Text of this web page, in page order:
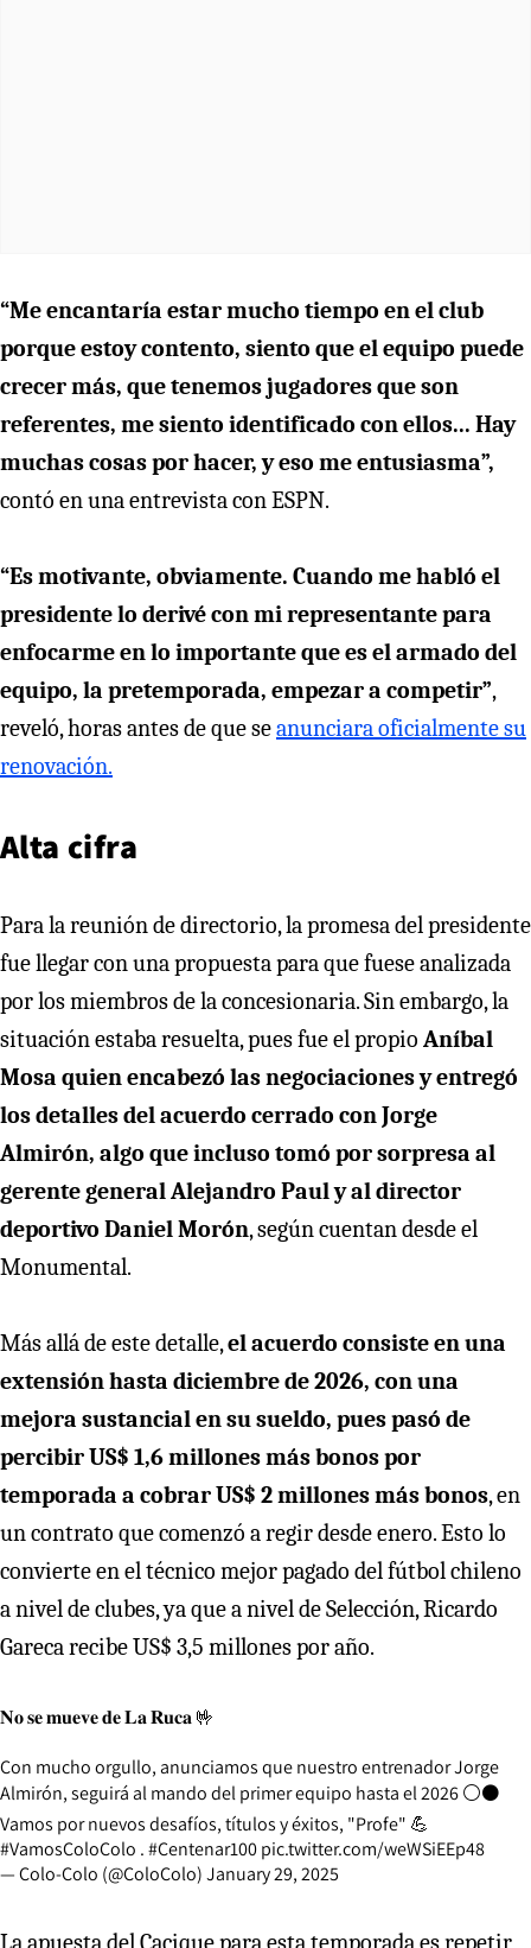
“Me encantaría estar mucho tiempo en el club
porque estoy contento, siento que el equipo puede
crecer más, que tenemos jugadores que son
referentes, me siento identificado con ellos... Hay
muchas cosas por hacer, y eso me entusiasma”,
contó en una entrevista con ESPN.
“Es motivante, obviamente. Cuando me habló el
presidente lo derivé con mi representante para
enfocarme en lo importante que es el armado del
equipo, la pretemporada, empezar a competir”,
reveló, horas antes de que seanunciara oficialmente su
renovación.
Alta cifra
Para la reunión de directorio, la promesa del presidente
fue llegar con una propuesta para que fuese analizada
por los miembros de la concesionaria. Sin embargo, la
situación estaba resuelta, pues fue el propio Aníbal
Mosa quien encabezó las negociaciones y entregó
los detalles del acuerdo cerrado con Jorge
Almirón, algo que incluso tomó por sorpresa al
gerente general Alejandro Paul y al director
deportivo Daniel Morón, según cuentan desde el
Monumental.
Más allá de este detalle,el acuerdo consiste en una
extensión hasta diciembre de 2026, con una
mejora sustancial en su sueldo, pues pasó de
percibir US$ 1,6 millones más bonos por
temporada a cobrar US$ 2 millones más bonos, en
un contrato que comenzó a regir desde enero. Esto lo
convierte en el técnico mejor pagado del fútbol chileno
a nivel de clubes, ya que a nivel de Selección, Ricardo
Gareca recibe US$ 3,5 millones por año.
𝐍𝐨 𝐬𝐞 𝐦𝐮𝐞𝐯𝐞 𝐝𝐞 𝐋𝐚 𝐑𝐮𝐜𝐚 🤟
Con mucho orgullo, anunciamos que nuestro entrenador Jorge
Almirón, seguirá al mando del primer equipo hasta el 2026 ⚪⚫
Vamos por nuevos desafíos, títulos y éxitos, "Profe" 💪
#VamosColoColo .#Centenar100pic.twitter.com/weWSiEEp48
— Colo-Colo (@ColoColo)January 29, 2025
La apuesta del Cacique para esta temporada es repetir